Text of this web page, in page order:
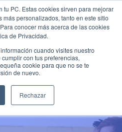
tu PC. Estas cookies sirven para mejorar
personalizados, tanto en este sitio
conocer más acerca de las cookies
de Privacidad.
cuando visites nuestro
con tus preferencias,
cookie para que no se te
de nuevo.
Rechazar
Traducir »